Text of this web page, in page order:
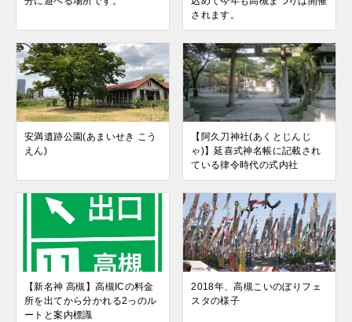
されます。
安満遺跡公園(あまいせき こう
えん)
【阿久刀神社(あくとじんじ
ゃ)】延喜式神名帳に記載され
ている律令時代の式内社
【新名神 高槻】高槻ICの料金
所を出てから分かれる2っのル
ートと案内標識
2018年、高槻こいのぼりフェ
スタの様子